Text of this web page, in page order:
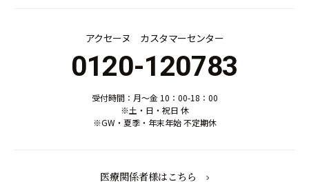
アクセーヌ カスタマーセンター
0120-120783
受付時間：月～金 10：00-18：00
※土・日・祝日 休
※GW・夏季・年末年始 不定期休
医療関係者様はこちら